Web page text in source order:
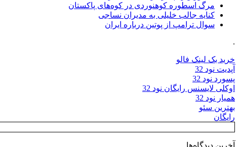
مرگ اسطوره کوهنوردی در کوه‌های پاکستان
کنایه جالب خلیلی به مدیران نساجی
سوال ترامپ از پوتین درباره ایران
.
خرید بک لینک فالو
آپدیت نود 32
پسورد نود 32
اوکلی لایسنس رایگان نود 32
همیار نود 32
بهترین سئو
رایگان
آخرین دیدگاه‌ها